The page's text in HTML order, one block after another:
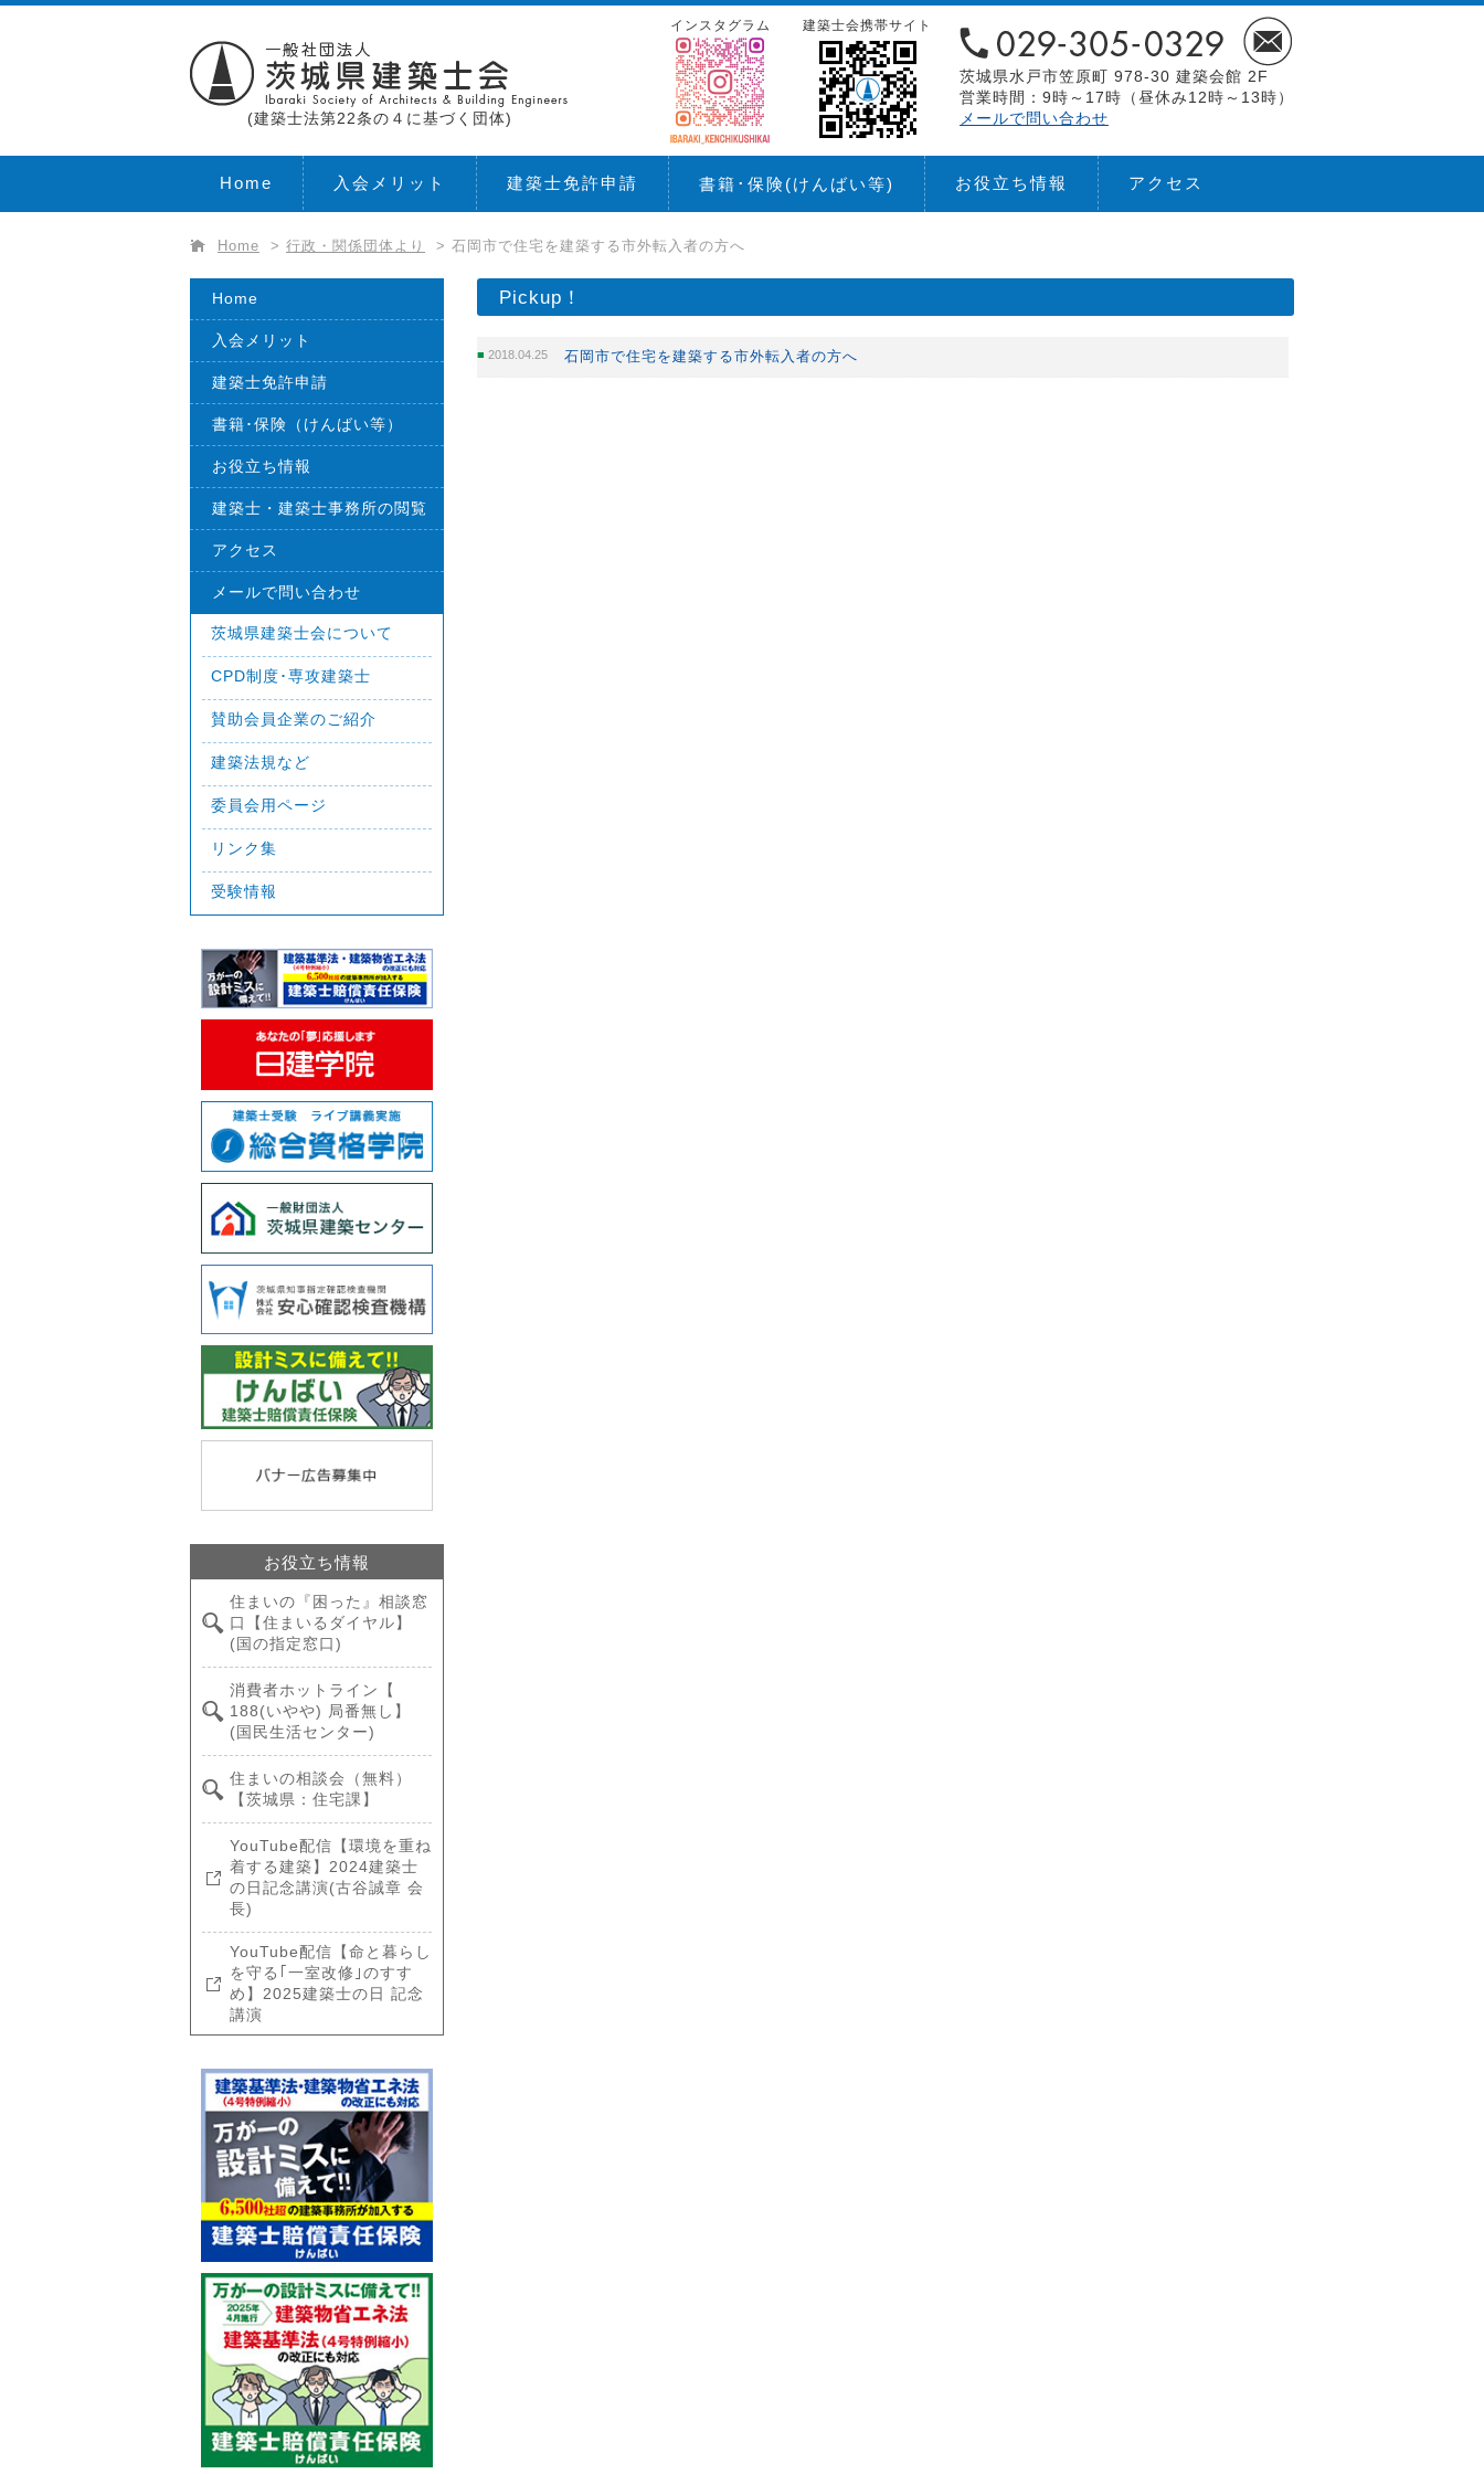
(建築士法第22条の４に基づく団体)
茨城県水戸市笠原町 978-30 建築会館 2F
営業時間：9時～17時（昼休み12時～13時）
メールで問い合わせ
建築士会携帯サイト
インスタグラム
Home 入会メリット 建築士免許申請 書籍･保険(けんばい等) お役立ち情報 アクセス
Home > 行政・関係団体より > 石岡市で住宅を建築する市外転入者の方へ
Pickup！
2018.04.25 石岡市で住宅を建築する市外転入者の方へ
Home
入会メリット
建築士免許申請
書籍･保険（けんばい等）
お役立ち情報
建築士・建築士事務所の閲覧
アクセス
メールで問い合わせ
茨城県建築士会について
CPD制度･専攻建築士
賛助会員企業のご紹介
建築法規など
委員会用ページ
リンク集
受験情報
お役立ち情報
住まいの『困った』相談窓
口【住まいるダイヤル】
(国の指定窓口)
消費者ホットライン【
188(いやや) 局番無し】
(国民生活センター)
住まいの相談会（無料）
【茨城県：住宅課】
YouTube配信【環境を重ね
着する建築】2024建築士
の日記念講演(古谷誠章 会
長)
YouTube配信【命と暮らし
を守る｢一室改修｣のすす
め】2025建築士の日 記念
講演